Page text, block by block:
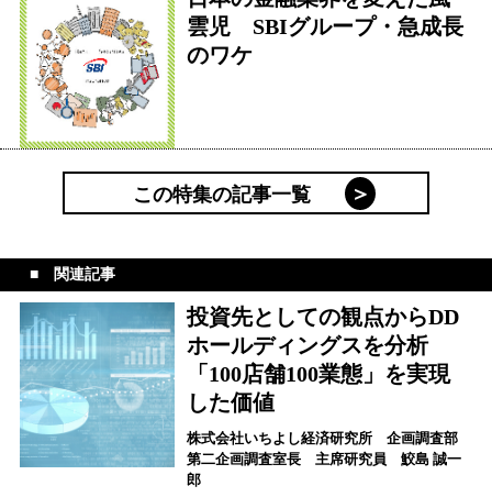
雲児 SBIグループ・急成長
のワケ
この特集の記事一覧
関連記事
投資先としての観点からDD
ホールディングスを分析
「100店舗100業態」を実現
した価値
株式会社いちよし経済研究所 企画調査部
第二企画調査室長 主席研究員 鮫島 誠一
郎